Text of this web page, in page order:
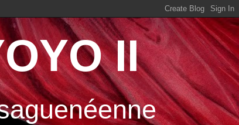
II